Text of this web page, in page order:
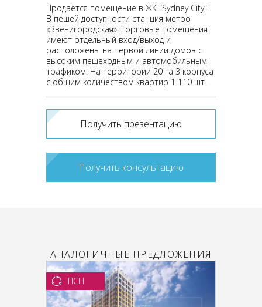
Продаётся помещение в ЖК "Sydney City".
В пешей доступности станция метро
«Звенигородская». Торговые помещения
имеют отдельный вход/выход и
расположены на первой линии домов с
высоким пешеходным и автомобильным
трафиком. На территории 20 га 3 корпуса
с общим количеством квартир 1 110 шт.
Получить презентацию
Получить консультацию
АНАЛОГИЧНЫЕ ПРЕДЛОЖЕНИЯ
ПСН